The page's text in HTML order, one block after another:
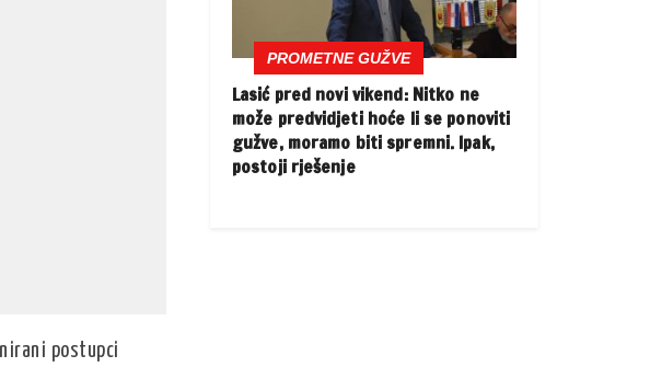
postupci
PROMETNE GUŽVE
Lasić pred novi vikend: Nitko ne
može predvidjeti hoće li se ponoviti
gužve, moramo biti spremni. Ipak,
postoji rješenje